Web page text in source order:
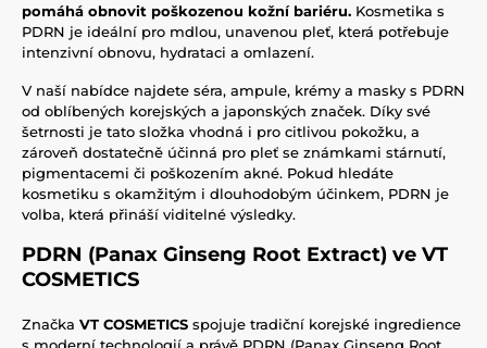
pomáhá obnovit poškozenou kožní bariéru. Kosmetika s
PDRN je ideální pro mdlou, unavenou pleť, která potřebuje
intenzivní obnovu, hydrataci a omlazení.
V naší nabídce najdete séra, ampule, krémy a masky s PDRN
od oblíbených korejských a japonských značek. Díky své
šetrnosti je tato složka vhodná i pro citlivou pokožku, a
zároveň dostatečně účinná pro pleť se známkami stárnutí,
pigmentacemi či poškozením akné. Pokud hledáte
kosmetiku s okamžitým i dlouhodobým účinkem, PDRN je
volba, která přináší viditelné výsledky.
PDRN (Panax Ginseng Root Extract) ve VT
COSMETICS
Značka VT COSMETICS spojuje tradiční korejské ingredience
s moderní technologií a právě PDRN (Panax Ginseng Root